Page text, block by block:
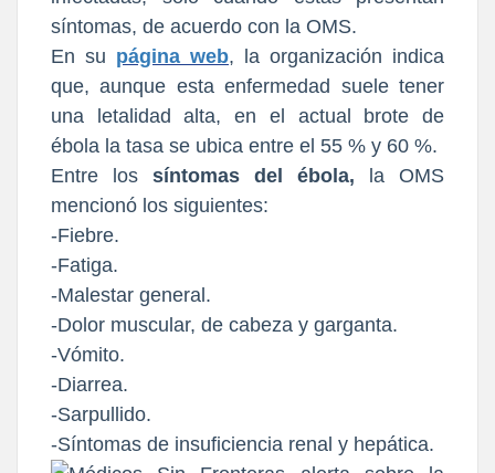
síntomas, de acuerdo con la OMS.
En su página web, la organización indica
que, aunque esta enfermedad suele tener
una letalidad alta, en el actual brote de
ébola la tasa se ubica entre el 55 % y 60 %.
Entre los
síntomas del ébola,
la OMS
mencionó los siguientes:
-Fiebre.
-Fatiga.
-Malestar general.
-Dolor muscular, de cabeza y garganta.
-Vómito.
-Diarrea.
-Sarpullido.
-Síntomas de insuficiencia renal y hepática.